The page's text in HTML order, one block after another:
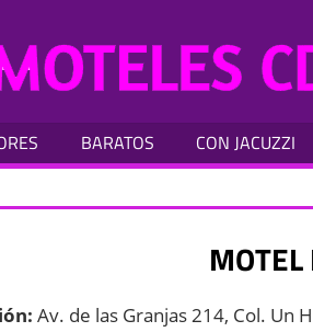
BARATOS CON JACUZZI
Av. de las Granjas 214, Col. Un